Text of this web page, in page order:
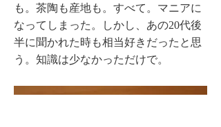
も。茶陶も産地も。すべて。マニアに
なってしまった。しかし、あの20代後
半に聞かれた時も相当好きだったと思
う。知識は少なかっただけで。